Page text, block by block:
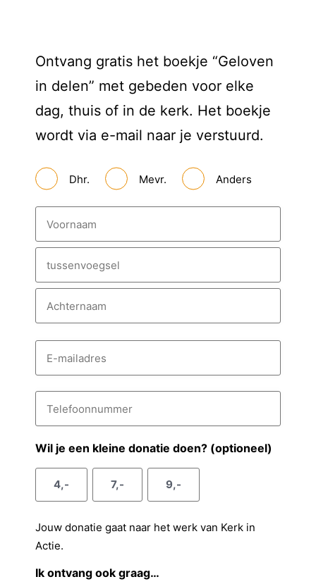
Ontvang gratis het boekje “Geloven
in delen” met gebeden voor elke
dag, thuis of in de kerk. Het boekje
wordt via e-mail naar je verstuurd.
A
a
n
h
Dhr. Mevr. Anders
N
a
m
V
o
n
a
T
o
e
h
t
r
n
m
E
m
i
a
r
s
T
l
f
o
n
m
m
e
Wil je een kleine donatie doen? (optioneel)
4,- 7,- 9,-
Jouw donatie gaat naar het werk van Kerk in
Actie.
Ik ontvang ook graag…